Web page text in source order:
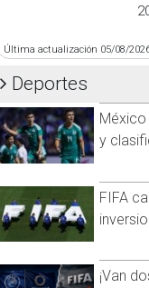
Última actualización 05/08/
Deportes
y
FIFA
¡Van